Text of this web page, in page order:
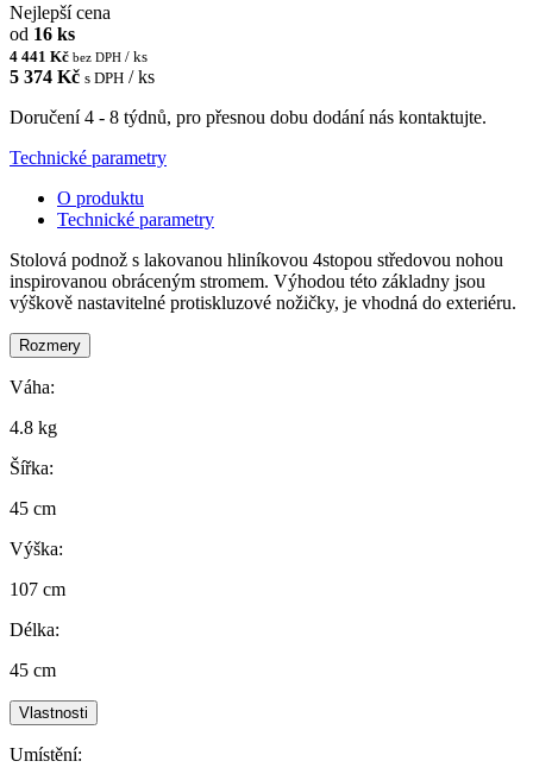
Nejlepší cena
od 16 ks
4 441 Kč bez DPH / ks
5 374 Kč s DPH / ks
Doručení 4 - 8 týdnů, pro přesnou dobu dodání nás kontaktujte.
Technické parametry
O produktu
Technické parametry
Stolová podnož s lakovanou hliníkovou 4stopou středovou nohou
inspirovanou obráceným stromem. Výhodou této základny jsou
výškově nastavitelné protiskluzové nožičky, je vhodná do exteriéru.
Rozmery
Váha:
4.8 kg
Šířka:
45 cm
Výška:
107 cm
Délka:
45 cm
Vlastnosti
Umístění: